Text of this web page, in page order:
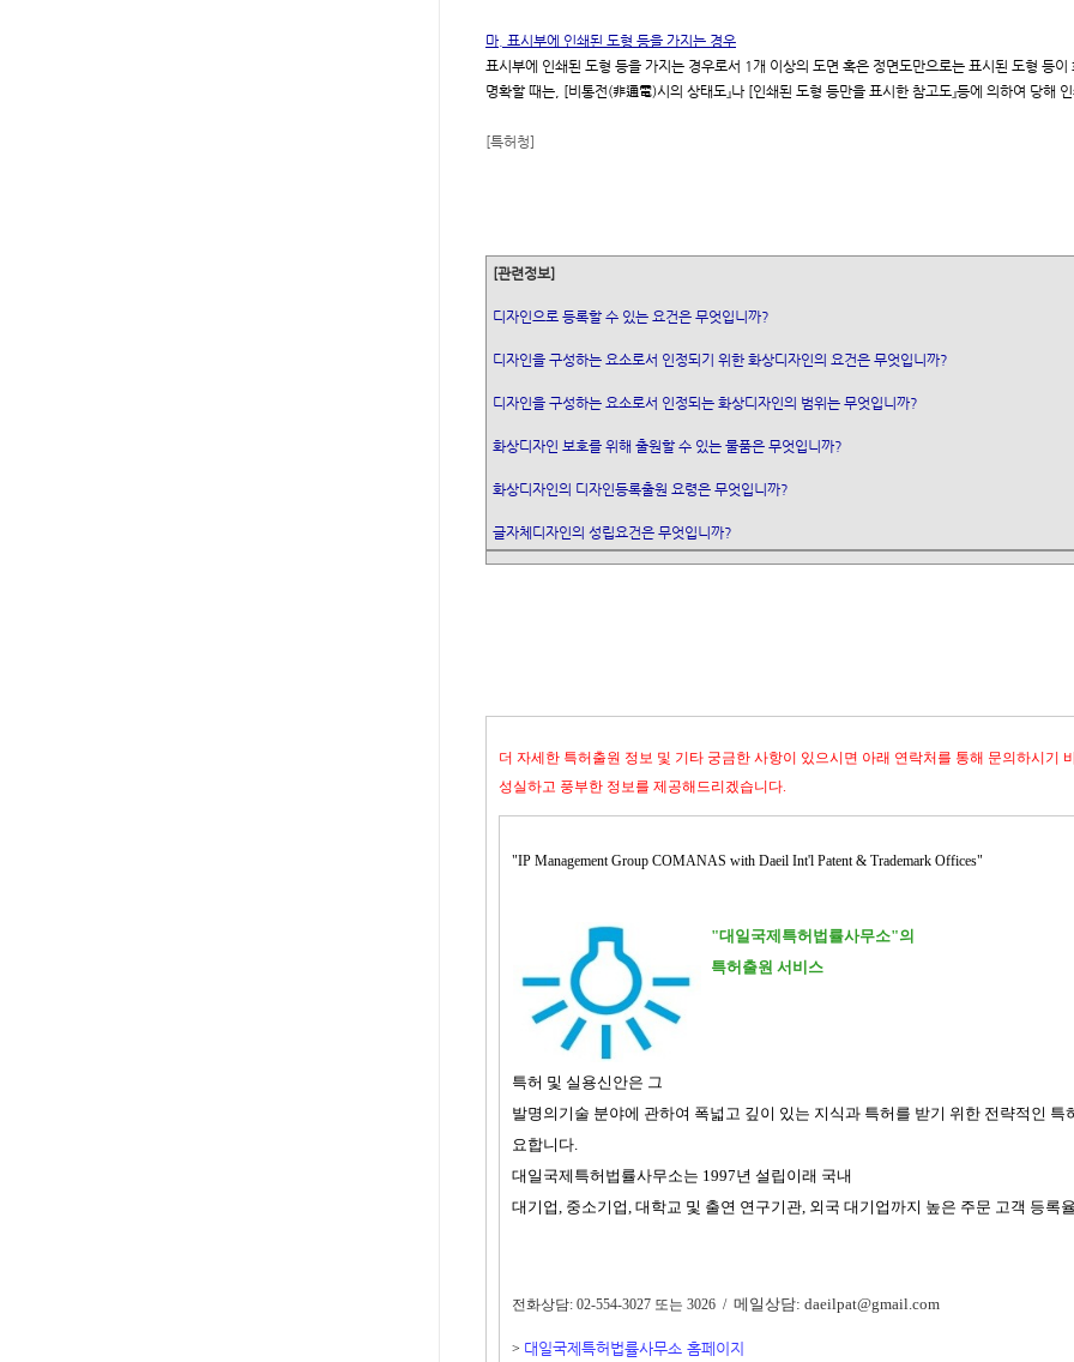
마. 표시부에 인쇄된 도형 등을 가지는 경우
표시부에 인쇄된 도형 등을 가지는 경우로서 1개 이상의 도면 혹은 정면도만으로는 표시된 도형 등
명확할 때는, [비통전(非通電)시의 상태도』나 [인쇄된 도형 등만을 표시한 참고도』등에 의하여 당해
[특허청]
[관련정보]
디자인으로 등록할 수 있는 요건은 무엇입니까?
디자인을 구성하는 요소로서 인정되기 위한 화상디자인의 요건은 무엇입니까?
디자인을 구성하는 요소로서 인정되는 화상디자인의 범위는 무엇입니까?
화상디자인 보호를 위해 출원할 수 있는 물품은 무엇입니까?
화상디자인의 디자인등록출원 요령은 무엇입니까?
글자체디자인의 성립요건은 무엇입니까?
더 자세한 특허출원 정보 및 기타 궁금한 사항이 있으시면 아래 연락처를 통해 문의하시기
성실하고 풍부한 정보를 제공해드리겠습니다.
"IP Management Group COMANAS with Daeil Int'l Patent & Trademark Offices"
"대일국제특허법률사무소"의
특허 출원 서비스
특허 및 실용신안은 그
발명의기술 분야에 관하여 폭넓고 깊이 있는 지식과 특허를 받기 위한 전략적인 특
요합니다.
대일국제특허법률사무소는 1997년 설립이래 국내
대기업 중소기업 대학교 및 출연 연구기관 외국 대기업까지 높은 주문 고객 등록
전화상담: 02-554-3027 또는 3026 / 메일상담: daeilpat@gmail.com
> 대일국제특허법률사무소 홈페이지